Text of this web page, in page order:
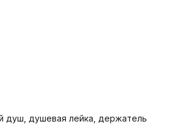
душ, душевая лейка, держатель